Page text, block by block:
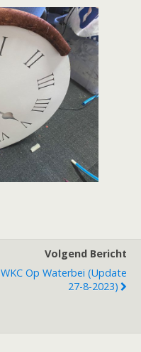
Volgend Bericht
WKC Op Waterbei (update
27-8-2023)